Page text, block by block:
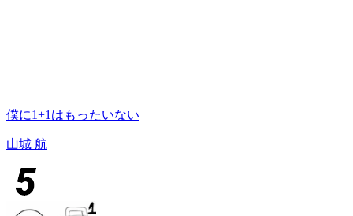
僕に1+1はもったいない
山城 航